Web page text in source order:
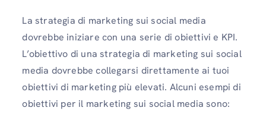
La strategia di marketing sui social media
dovrebbe iniziare con una serie di obiettivi e KPI.
L’obiettivo di una strategia di marketing sui social
media dovrebbe collegarsi direttamente ai tuoi
obiettivi di marketing più elevati. Alcuni esempi di
obiettivi per il marketing sui social media sono: